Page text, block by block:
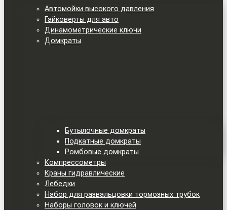
Автомойки высокого давления
Гайковерты для авто
Динамометрические ключи
Домкраты
Бутылочные домкраты
Подкатные домкраты
Ромбовые домкраты
Компрессометры
Краны гидравлические
Лебедки
Набор для развальцовки тормозных трубок
Наборы головок и ключей